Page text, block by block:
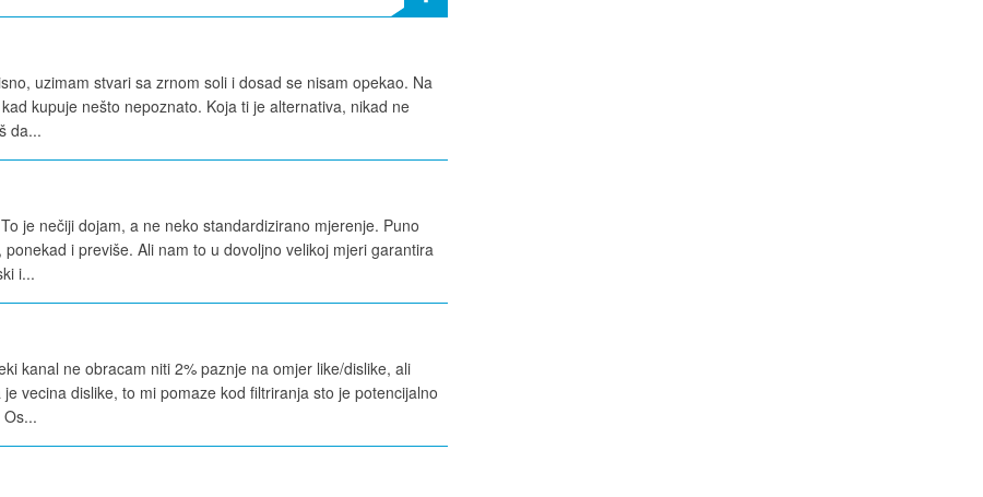
uzimam stvari sa zrnom soli i dosad se nisam opekao. Na
kupuje nešto nepoznato. Koja ti je alternativa, nikad ne
da...
je nečiji dojam, a ne neko standardizirano mjerenje. Puno
i previše. Ali nam to u dovoljno velikoj mjeri garantira
i...
kanal ne obracam niti 2% paznje na omjer like/dislike, ali
vecina dislike, to mi pomaze kod filtriranja sto je potencijalno